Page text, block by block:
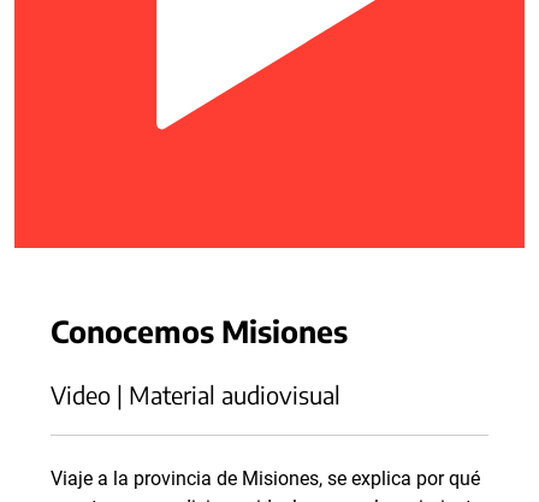
Conocemos Misiones
Video | Material audiovisual
Viaje a la provincia de Misiones, se explica por qué